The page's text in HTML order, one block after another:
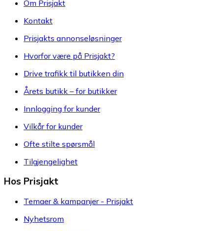
Om Prisjakt
Kontakt
Prisjakts annonseløsninger
Hvorfor være på Prisjakt?
Drive trafikk til butikken din
Årets butikk – for butikker
Innlogging for kunder
Vilkår for kunder
Ofte stilte spørsmål
Tilgjengelighet
Hos Prisjakt
Temaer & kampanjer - Prisjakt
Nyhetsrom